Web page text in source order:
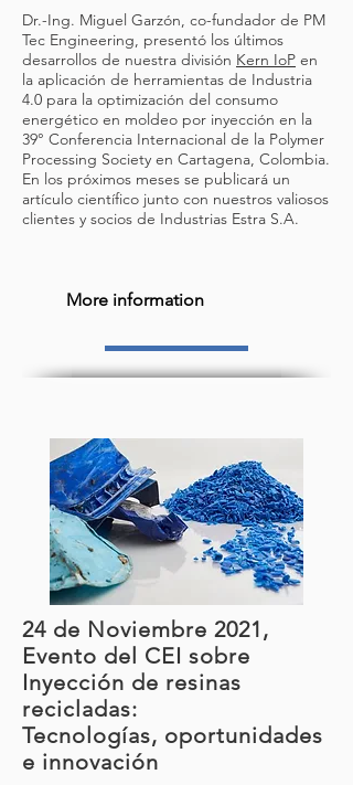
Dr.-Ing. Miguel Garzón, co-fundador de PM
Tec Engineering, presentó los últimos
desarrollos de nuestra división Kern IoP en
la aplicación de herramientas de Industria
4.0 para la optimización del consumo
energético en moldeo por inyección en la
39° Conferencia Internacional de la Polymer
Processing Society en Cartagena, Colombia.
En los próximos meses se publicará un
artículo científico junto con nuestros valiosos
clientes y socios de Industrias Estra S.A.
More information
24 de Noviembre 2021,
Evento del CEI sobre
Inyección de resinas
recicladas:
Tecnologías, oportunidades
e innovación